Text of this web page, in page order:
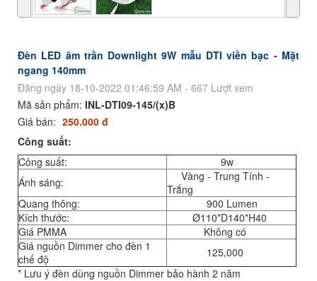
Đèn LED âm trần Downlight 9W mẫu DTI viền bạc - Mặt
ngang 140mm
Đăng ngày 18-10-2022 01:46:59 AM - 667 Lượt xem
Mã sản phẩm: INL-DTI09-145/(x)B
Giá bán: 250.000 đ
Công suất:
Công suất:
9w
Ánh sáng:
Vàng - Trung Tính -
Trắng
Quang thông:
900 Lumen
Kích thước:
Ø110*D140*H40
Giá PMMA
Không có
Giá nguồn Dimmer cho đèn 1
chế độ
125,000
* Lưu ý đèn dùng nguồn Dimmer bảo hành 2 năm